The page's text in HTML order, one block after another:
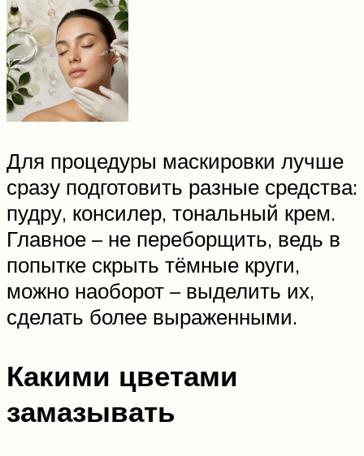
Для процедуры маскировки лучше
сразу подготовить разные средства:
пудру, консилер, тональный крем.
Главное – не переборщить, ведь в
попытке скрыть тёмные круги,
можно наоборот – выделить их,
сделать более выраженными.
Какими цветами
замазывать